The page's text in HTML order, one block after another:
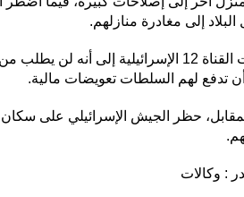
إلى مغادرة منازلهم.
تدفع لهم السلطات تعويضات مالية.
: وكالات